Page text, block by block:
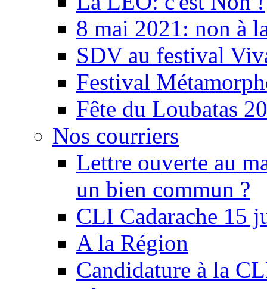
8 mai 2021: non à
SDV au festival
Festival
Fête du Loubatas
Nos courriers
Lettre ouverte au
un bien commun ?
CLI Cadarache 15
A la Région
Candidature à la